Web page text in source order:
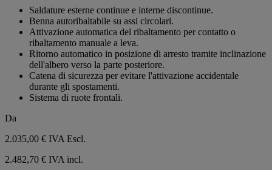
Saldature esterne continue e interne discontinue.
Benna autoribaltabile su assi circolari.
Attivazione automatica del ribaltamento per contatto o
ribaltamento manuale a leva.
Ritorno automatico in posizione di arresto tramite inclinazione
dell'albero verso la parte posteriore.
Catena di sicurezza per evitare l'attivazione accidentale
durante gli spostamenti.
Sistema di ruote frontali.
Da
2.035,00 € IVA Escl.
2.482,70 € IVA incl.